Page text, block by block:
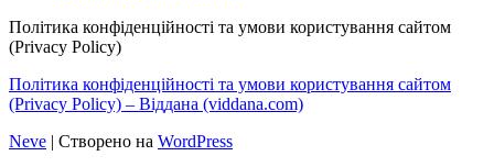
Політика конфіденційності та умови користування сайтом
(Privacy Policy)
Політика конфіденційності та умови користування сайтом
(Privacy Policy) – Віддана (viddana.com)
Neve | Створено на WordPress